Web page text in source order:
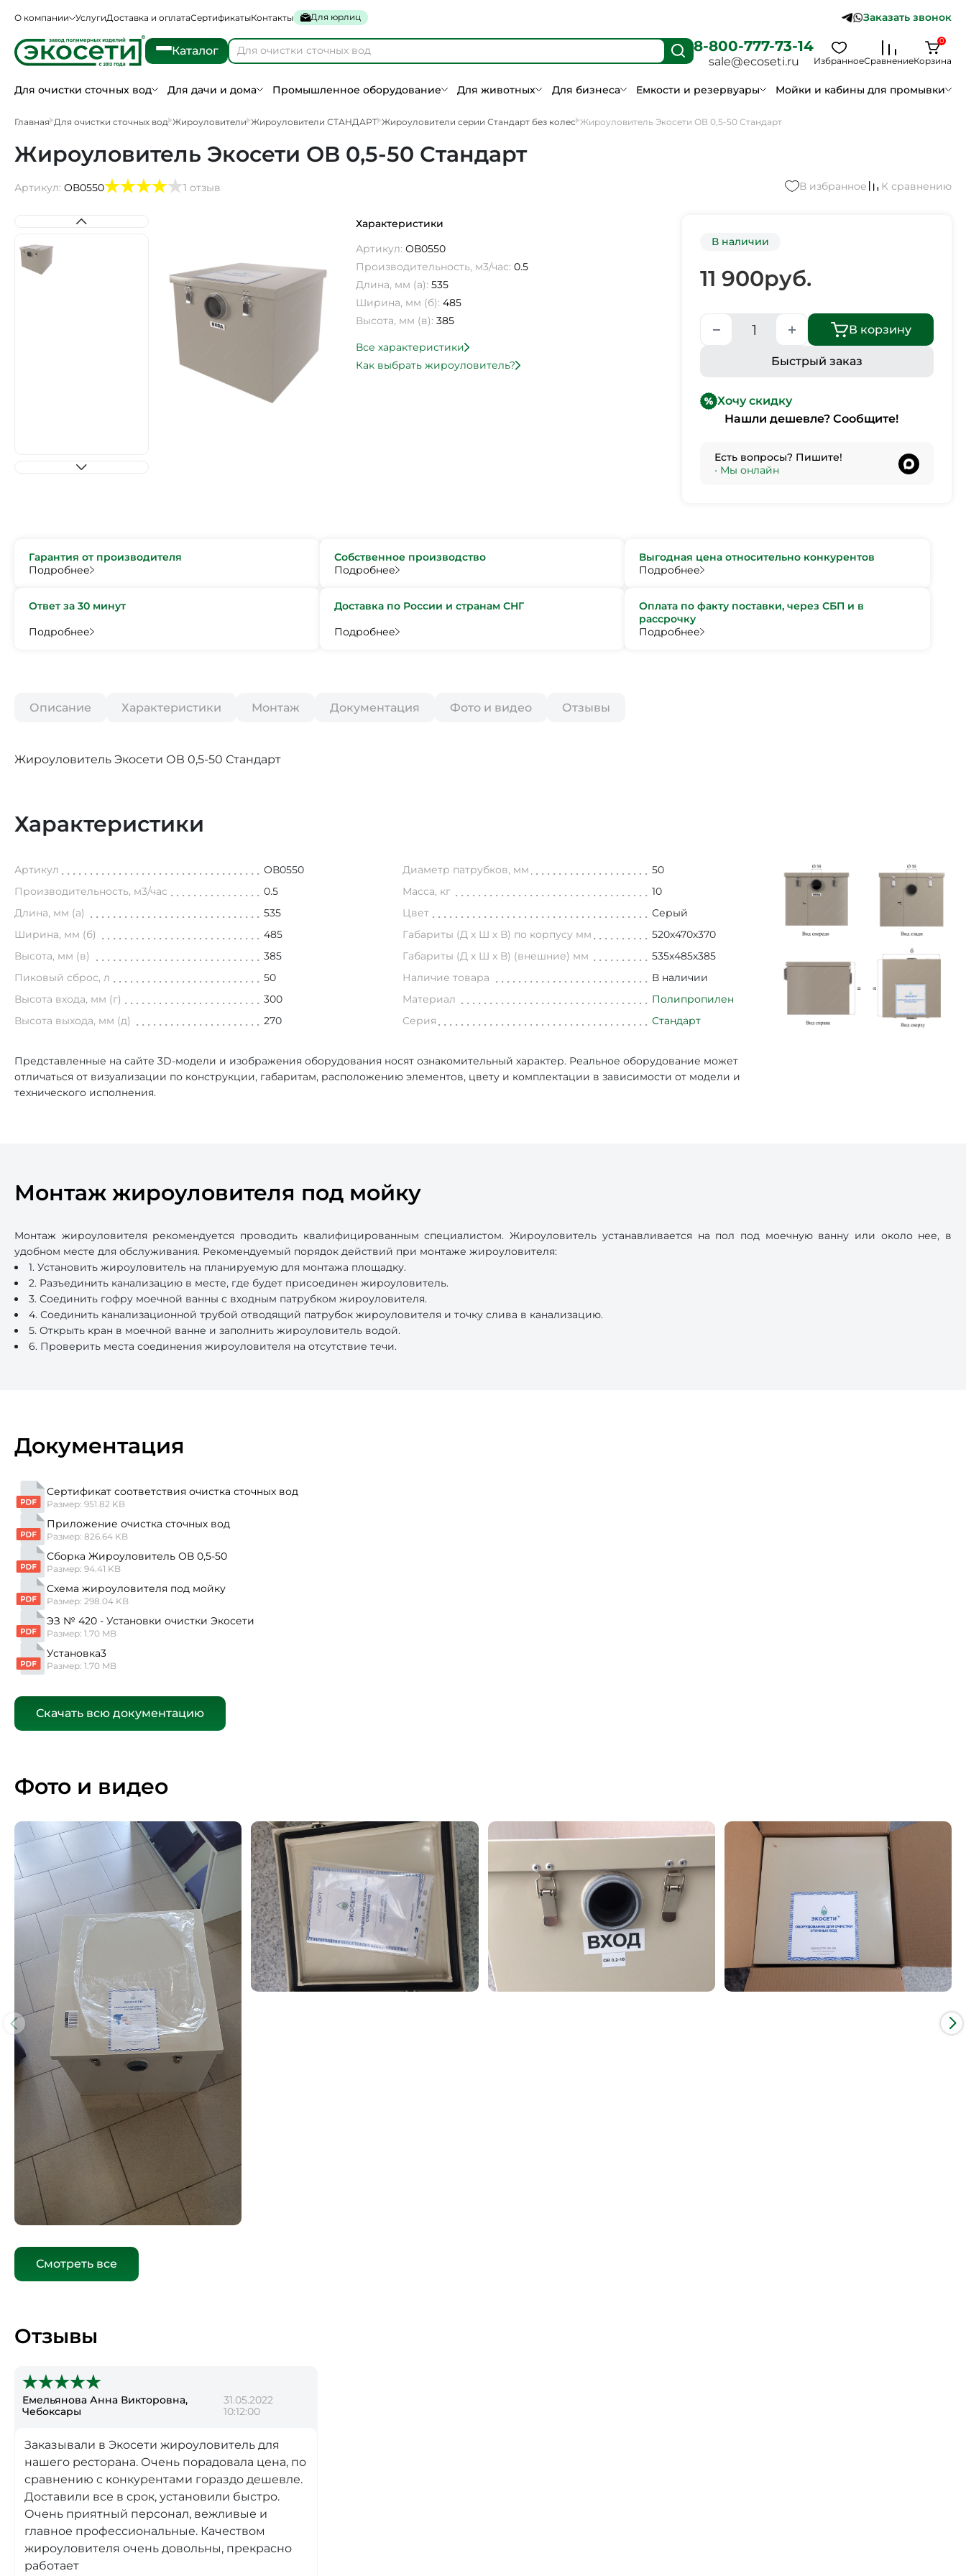
О компании УслугиДоставка и оплатаСертификатыКонтакты Для юрлиц Заказать звонок
Каталог 8-800-777-73-14
sale@ecoseti.ru ИзбранноеСравнениеКорзина
0
Для очистки сточных вод Для дачи и дома Промышленное оборудование Для животных Для бизнеса Емкости и резервуары Мойки и кабины для промывки
Главная Для очистки сточных вод Жироуловители Жироуловители СТАНДАРТ Жироуловители серии Стандарт без колес Жироуловитель Экосети ОВ 0,5-50 Стандарт
Жироуловитель Экосети ОВ 0,5-50 Стандарт
Артикул: ОВ0550 1 отзыв В избранное К сравнению
Характеристики
Артикул: ОВ0550
Производительность, м3/час: 0.5
Длина, мм (а): 535
Ширина, мм (б): 485
Высота, мм (в): 385
Все характеристики
Как выбрать жироуловитель?
В наличии
11 900руб.
В корзину
Быстрый заказ
Хочу скидку
Нашли дешевле? Сообщите!
Есть вопросы? Пишите!
• Мы онлайн
Гарантия от производителя
Подробнее
Собственное производство
Подробнее
Выгодная цена относительно конкурентов
Подробнее
Ответ за 30 минут
Подробнее
Доставка по России и странам СНГ
Подробнее
Оплата по факту поставки, через СБП и в
рассрочку
Подробнее
Описание Характеристики Монтаж Документация Фото и видео Отзывы
Жироуловитель Экосети ОВ 0,5-50 Стандарт
Характеристики
Артикул
ОВ0550
Производительность, м3/час
0.5
Длина, мм (а)
535
Ширина, мм (б)
485
Высота, мм (в)
385
Пиковый сброс, л
50
Высота входа, мм (г)
300
Высота выхода, мм (д)
270
Диаметр патрубков, мм
50
Масса, кг
10
Цвет
Серый
Габариты (Д х Ш х В) по корпусу мм
520х470х370
Габариты (Д х Ш х В) (внешние) мм
535х485х385
Наличие товара
В наличии
Материал
Полипропилен
Серия
Стандарт
Представленные на сайте 3D-модели и изображения оборудования носят ознакомительный характер. Реальное оборудование может
отличаться от визуализации по конструкции, габаритам, расположению элементов, цвету и комплектации в зависимости от модели и
технического исполнения.
Монтаж жироуловителя под мойку
Монтаж жироуловителя рекомендуется проводить квалифицированным специалистом. Жироуловитель устанавливается на пол под моечную ванну или около нее, в
удобном месте для обслуживания. Рекомендуемый порядок действий при монтаже жироуловителя:
1. Установить жироуловитель на планируемую для монтажа площадку.
2. Разъединить канализацию в месте, где будет присоединен жироуловитель.
3. Соединить гофру моечной ванны с входным патрубком жироуловителя.
4. Соединить канализационной трубой отводящий патрубок жироуловителя и точку слива в канализацию.
5. Открыть кран в моечной ванне и заполнить жироуловитель водой.
6. Проверить места соединения жироуловителя на отсутствие течи.
Документация
Сертификат соответствия очистка сточных вод
Размер: 951.82 KB
Приложение очистка сточных вод
Размер: 826.64 KB
Сборка Жироуловитель ОВ 0,5-50
Размер: 94.41 KB
Схема жироуловителя под мойку
Размер: 298.04 KB
ЭЗ № 420 - Установки очистки Экосети
Размер: 1.70 MB
Установка3
Размер: 1.70 MB
Скачать всю документацию
Фото и видео
Смотреть все
Отзывы
Емельянова Анна Викторовна,
Чебоксары
31.05.2022
10:12:00
Заказывали в Экосети жироуловитель для
нашего ресторана. Очень порадовала цена, по
сравнению с конкурентами гораздо дешевле.
Доставили все в срок, установили быстро.
Очень приятный персонал, вежливые и
главное профессиональные. Качеством
жироуловителя очень довольны, прекрасно
работает